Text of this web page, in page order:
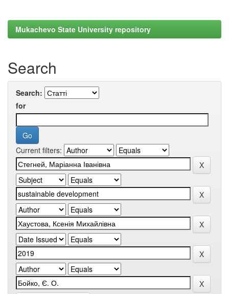
Mukachevo State University repository
Search
Search:
for
Current filters: